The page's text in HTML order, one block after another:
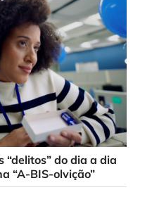
“delitos” do dia a dia
“A-BIS-olvição”